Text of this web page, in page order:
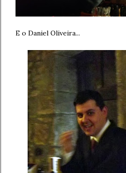
E o Daniel Oliveira...